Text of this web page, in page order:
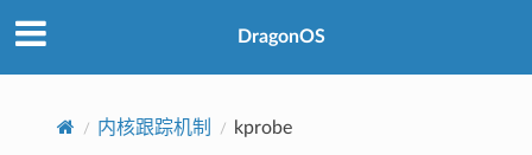
DragonOS
内核跟踪机制 kprobe